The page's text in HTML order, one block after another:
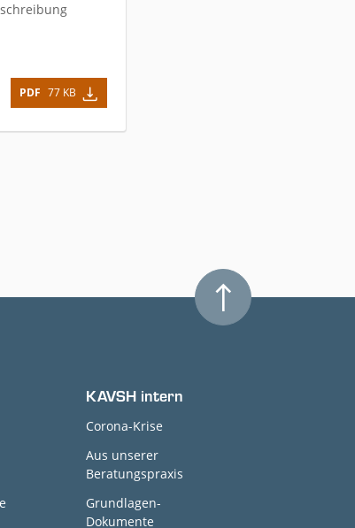
PDF 77 KB
KAVSH intern
Corona-Krise
Aus unserer
Beratungspraxis
Grundlagen-
Dokumente